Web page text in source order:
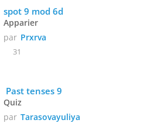
spot 9 mod 6d
Apparier
par Prxrva
31
Past tenses 9
Quiz
par Tarasovayuliya